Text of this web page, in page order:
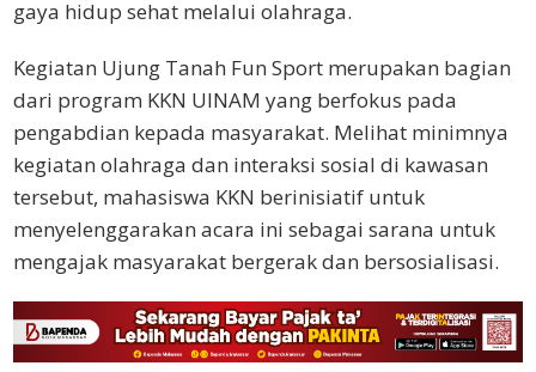
gaya hidup sehat melalui olahraga.
Kegiatan Ujung Tanah Fun Sport merupakan bagian
dari program KKN UINAM yang berfokus pada
pengabdian kepada masyarakat. Melihat minimnya
kegiatan olahraga dan interaksi sosial di kawasan
tersebut, mahasiswa KKN berinisiatif untuk
menyelenggarakan acara ini sebagai sarana untuk
mengajak masyarakat bergerak dan bersosialisasi.